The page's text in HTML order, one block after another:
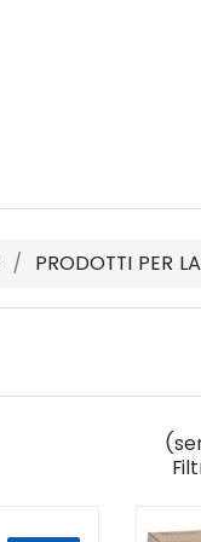
PRODOTTI PER